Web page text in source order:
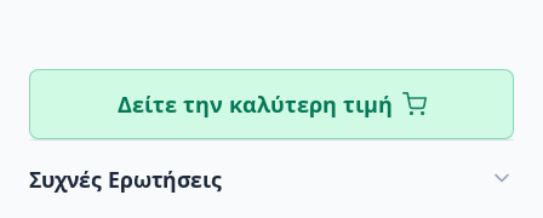
Δείτε την καλύτερη τιμή
Συχνές Ερωτήσεις